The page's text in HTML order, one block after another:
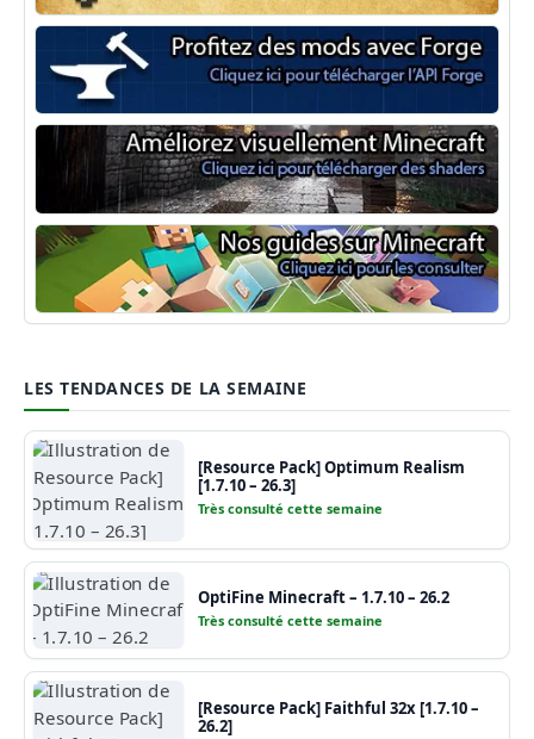
Minecraft Fabric
Minecraft Forge
Shaders Minecraft
Guide Minecraft
LES TENDANCES DE LA SEMAINE
[Resource Pack] Optimum Realism
[1.7.10 – 26.3]
Très consulté cette semaine
OptiFine Minecraft – 1.7.10 – 26.2
Très consulté cette semaine
[Resource Pack] Faithful 32x [1.7.10 –
26.2]